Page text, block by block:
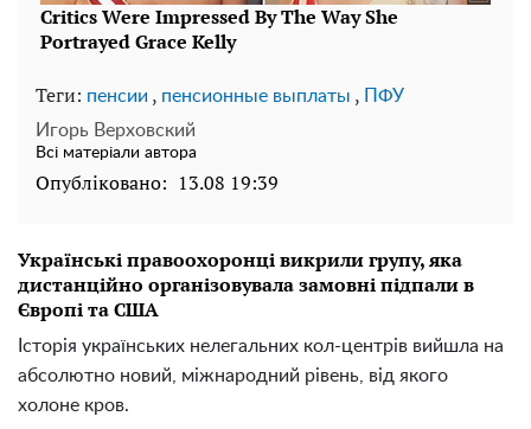
Теги: пенсии , пенсионные выплаты , ПФУ
Игорь Верховский
Всі матеріали автора
Опубліковано: 13.08 19:39
Українські правоохоронці викрили групу, яка
дистанційно організовувала замовні підпали в
Європі та США
Історія українських нелегальних кол-центрів вийшла на
абсолютно новий, міжнародний рівень, від якого
холоне кров.